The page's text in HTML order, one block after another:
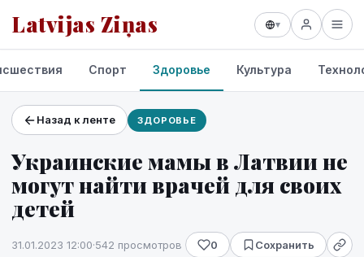
Latvijas Ziņas ▾
Проекты и сервисы
Прогноз погоды
Спорт Здоровье Культура
Назад к ленте ЗДОРОВЬЕ
Украинские мамы в Латвии не
могут найти врачей для своих
детей
31.01.2023 12:00·542 просмотров 0 Сохранить